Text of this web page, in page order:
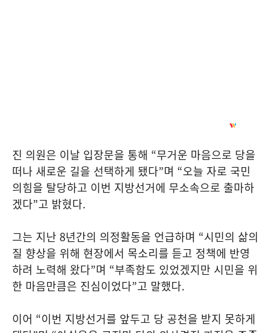
진 의원은 이날 입장문을 통해 “무거운 마음으로 당을
떠나 새로운 길을 선택하게 됐다”며 “오늘 자로 국민
의힘을 탈당하고 이번 지방선거에 무소속으로 출마하
겠다”고 밝혔다.
그는 지난 8년간의 의정활동을 언급하며 “시민의 삶의
질 향상을 위해 현장에서 목소리를 듣고 정책에 반영
하려 노력해 왔다”며 “부족함도 있었겠지만 시민을 위
한 마음만큼은 진심이었다”고 말했다.
이어 “이번 지방선거를 앞두고 당 공천을 받지 못하게